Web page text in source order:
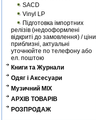
SACD
Vinyl LP
Підготовка імпортних
релізів (недооформлені
відкриті до замовлення) / ціни
приблизні, актуальні
уточнюйте по телефону або
ел. поштою
Книги та Журнали
Одяг і Аксесуари
Музичний MIX
АРХІВ ТОВАРІВ
РОЗПРОДАЖ